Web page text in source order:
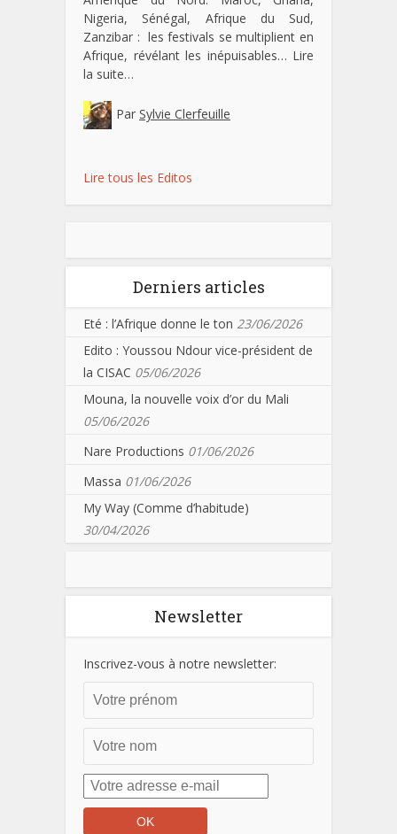
Nigeria, Sénégal, Afrique du Sud,
Zanzibar : les festivals se multiplient en
Afrique, révélant les inépuisables… Lire
la suite…
Par Sylvie Clerfeuille
Lire tous les Editos
Derniers articles
Eté : l’Afrique donne le ton 23/06/2026
Edito : Youssou Ndour vice-président de
la CISAC 05/06/2026
Mouna, la nouvelle voix d’or du Mali
05/06/2026
Nare Productions 01/06/2026
Massa 01/06/2026
My Way (Comme d’habitude)
30/04/2026
Newsletter
Inscrivez-vous à notre newsletter: